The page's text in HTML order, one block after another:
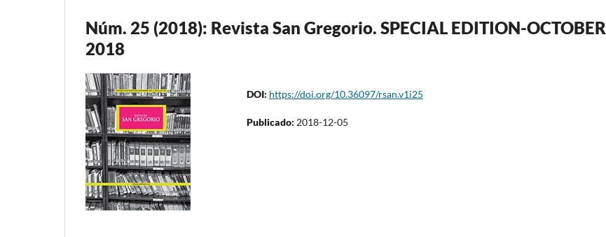
Núm. 25 (2018): Revista San Gregorio. SPECIAL EDITION-OCTOBER
2018
DOI: https://doi.org/10.36097/rsan.v1i25
Publicado: 2018-12-05